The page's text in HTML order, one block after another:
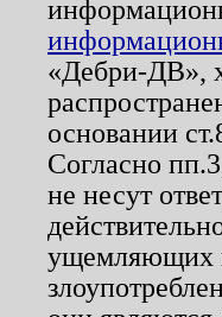
«Дебри-ДВ»,
основании
Согласно
не несут
ущемляющих